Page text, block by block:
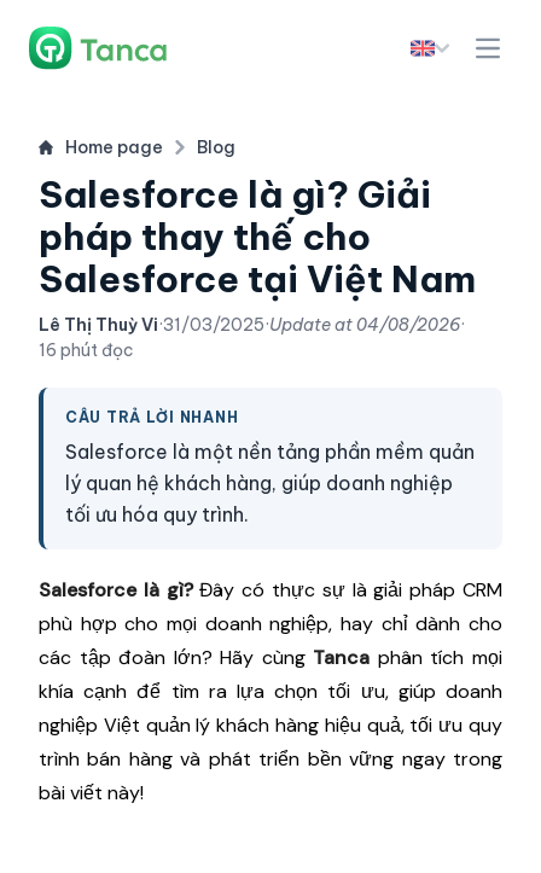
Home page Blog
Salesforce là gì​? Giải
pháp thay thế cho
Salesforce tại Việt Nam
Lê Thị Thuỳ Vi·31/03/2025·Update at04/08/2026·
16 phút đọc
CÂU TRẢ LỜI NHANH
Salesforce là một nền tảng phần mềm quản
lý quan hệ khách hàng, giúp doanh nghiệp
tối ưu hóa quy trình.
Salesforce là gì?Đây có thực sự là giải pháp CRM
phù hợp cho mọi doanh nghiệp, hay chỉ dành cho
các tập đoàn lớn? Hãy cùng Tanca phân tích mọi
khía cạnh để tìm ra lựa chọn tối ưu, giúp doanh
nghiệp Việt quản lý khách hàng hiệu quả, tối ưu quy
trình bán hàng và phát triển bền vững ngay trong
bài viết này!